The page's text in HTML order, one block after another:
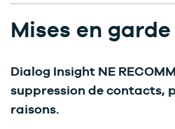
Mises en garde
Dialog Insight NE
suppression de contacts,
raisons.